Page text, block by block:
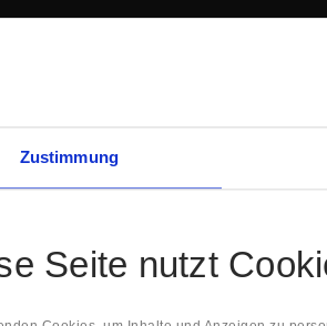
Zustimmung
Seite nutzt